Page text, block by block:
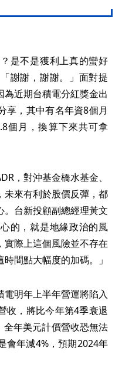
是不是獲利上真的蠻好
謝謝，謝謝。」面對提
近期台積電分紅獎金出
享，其中有名年資8個月
個月，換算下來共可拿
，對沖基金橋水基金、
未來有利於股價反彈，都
台新投顧副總經理黃文
的，就是地緣政治的風
際上這個風險並不存在
間點大幅度的加碼。」
明年上半年營運將陷入
收，將比今年第4季衰退
全年美元計價營收恐無法
會年減4%，預期2024年